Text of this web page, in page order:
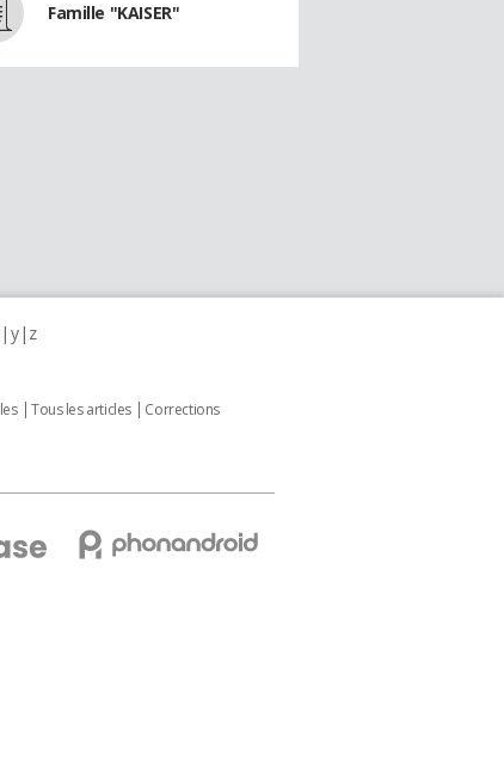
Famille "KAISER"
y z
Tous les articles
Corrections